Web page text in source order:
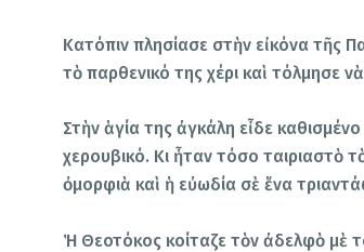
Κατόπιν πλησίασε στὴν εἰκόνα τῆς
τὸ παρθενικό της χέρι καὶ τόλμησε
Στὴν ἁγία της ἀγκάλη εἶδε
χερουβικό. Κι ἦταν τόσο ταιριαστὸ
ὀμορφιὰ καὶ ἡ εὐωδία σὲ ἕνα
Ἡ Θεοτόκος κοίταζε τὸν ἀδελφὸ μὲ